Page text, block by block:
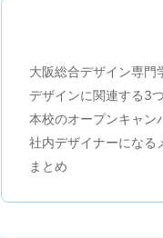
大阪総合デザイン専門
デザインに関連する3
本校のオープンキャン
社内デザイナーになる
まとめ